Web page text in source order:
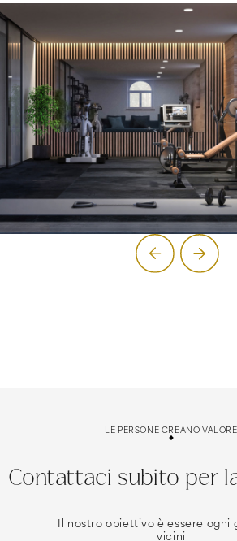
LE PERSONE CREANO VALORE
Contattaci subito per
Il nostro obiettivo è essere ogni
vicini